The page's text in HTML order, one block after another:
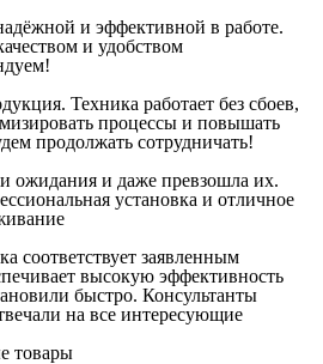
и эффективной в работе.
и удобством
Техника работает без сбоев,
процессы и повышать
продолжать сотрудничать!
ожидания и даже превзошла их.
установка и отличное
соответствует заявленным
высокую эффективность
быстро. Консультанты
на все интересующие
товары